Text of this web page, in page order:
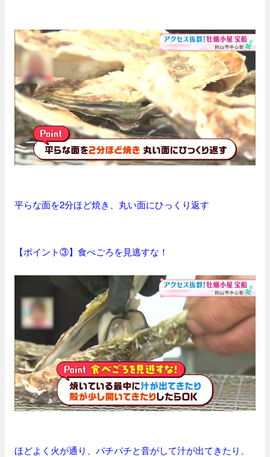
平らな面を2分ほど焼き、丸い面にひっくり返す
【ポイント③】食べごろを見逃すな！
ほどよく火が通り、パチパチと音がして汁が出てきたり、